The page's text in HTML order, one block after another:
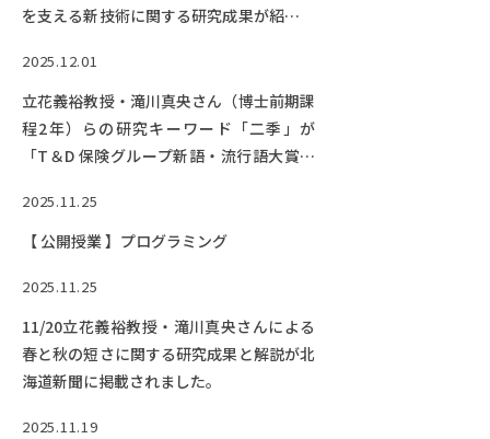
を支える新技術に関する研究成果が紹介さ
2025.12.01
立花義裕教授・滝川真央さん（博士前期課
程2年）らの研究キーワード「二季」が
「T＆D 保険グループ新語・流行語大賞」
2025.11.25
【 公開授業 】プログラミング
2025.11.25
11/20立花義裕教授・滝川真央さんによる
春と秋の短さに関する研究成果と解説が北
海道新聞に掲載されました。
2025.11.19